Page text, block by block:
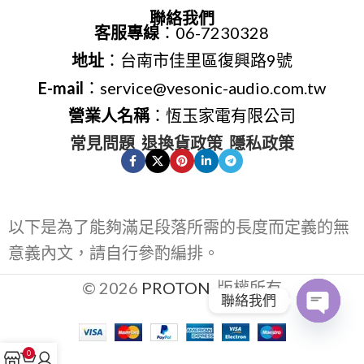
聯絡我們
客服專線：06-7230328
地址：台南市佳里區復興路9號
E-mail ：service@vesonic-audio.com.tw
營業人名稱：恆玉家電有限公司
常見問題 退換貨政策 隱私政策
以下是為了能夠滿足段落所需的長度而定義的無
意義內文，請自行參酌編排。
© 2026 PROTON . 版權所有
0
聯絡我們